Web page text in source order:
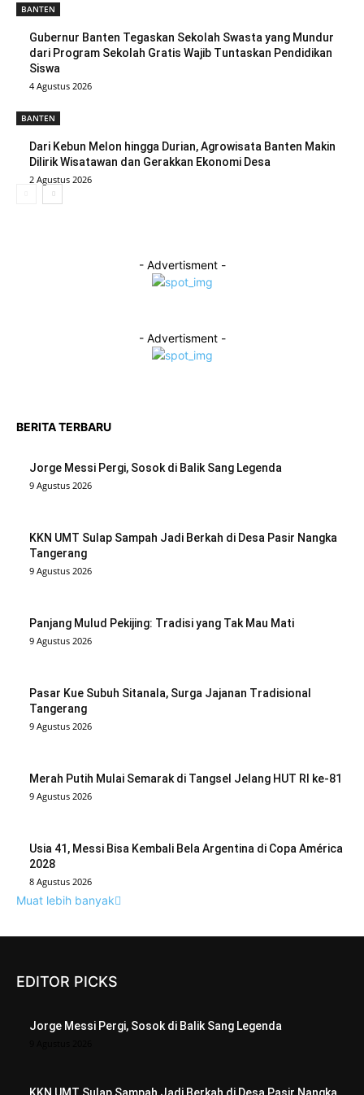
BANTEN
Gubernur Banten Tegaskan Sekolah Swasta yang Mundur
dari Program Sekolah Gratis Wajib Tuntaskan Pendidikan
Siswa
4 Agustus 2026
BANTEN
Dari Kebun Melon hingga Durian, Agrowisata Banten Makin
Dilirik Wisatawan dan Gerakkan Ekonomi Desa
2 Agustus 2026
- Advertisment -
- Advertisment -
BERITA TERBARU
Jorge Messi Pergi, Sosok di Balik Sang Legenda
9 Agustus 2026
KKN UMT Sulap Sampah Jadi Berkah di Desa Pasir Nangka
Tangerang
9 Agustus 2026
Panjang Mulud Pekijing: Tradisi yang Tak Mau Mati
9 Agustus 2026
Pasar Kue Subuh Sitanala, Surga Jajanan Tradisional
Tangerang
9 Agustus 2026
Merah Putih Mulai Semarak di Tangsel Jelang HUT RI ke-81
9 Agustus 2026
Usia 41, Messi Bisa Kembali Bela Argentina di Copa América
2028
8 Agustus 2026
Muat lebih banyak
EDITOR PICKS
Jorge Messi Pergi, Sosok di Balik Sang Legenda